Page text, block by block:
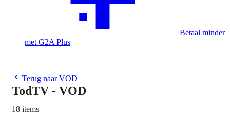
Betaal minder
met G2A Plus
Terug naar VOD
TodTV - VOD
18 items